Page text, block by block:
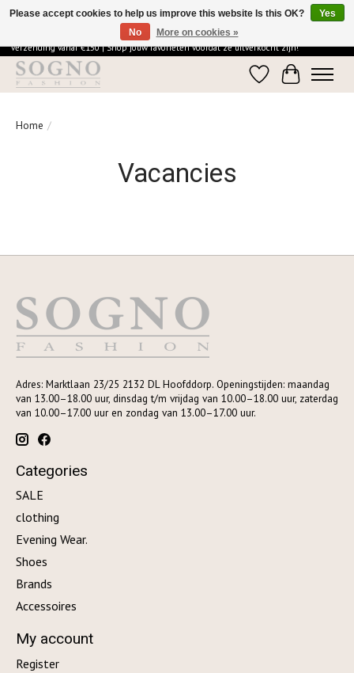
Ontdek de elegantie van SOGNO Fashion | Vandaag besteld = morgen in huis | Gratis
verzending vanaf €150 | Shop jouw favorieten voordat ze uitverkocht zijn!
WishlistCart
Home /
Vacancies
Adres: Marktlaan 23/25 2132 DL Hoofddorp. Openingstijden: maandag
van 13.00–18.00 uur, dinsdag t/m vrijdag van 10.00–18.00 uur, zaterdag
van 10.00–17.00 uur en zondag van 13.00–17.00 uur.
Categories
SALE
clothing
Evening Wear.
Shoes
Brands
Accessoires
My account
Register
Please accept cookies to help us improve this website Is this OK?
Yes
No
More on cookies »